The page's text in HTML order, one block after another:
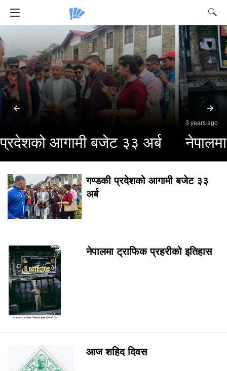
नेपालमा ट्राफिक प्रहरीको इतिहास
गण्डकी प्रदेशको आगामी बजेट ३३
अर्ब
नेपालमा ट्राफिक प्रहरीको इतिहास
आज शहिद दिवस